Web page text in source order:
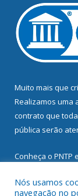
Muito mais que
Realizamos uma
contrato que
pública serão
Conheça o PNTP
Nós usamos
navegação no